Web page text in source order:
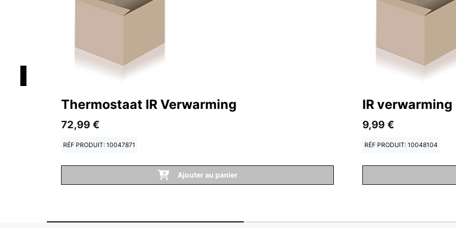
Thermostaat IR Verwarming
72,99 €
RÉF PRODUIT: 10047871
Ajouter au panier
IR
9,99 €
RÉF PRODUIT: 10048104